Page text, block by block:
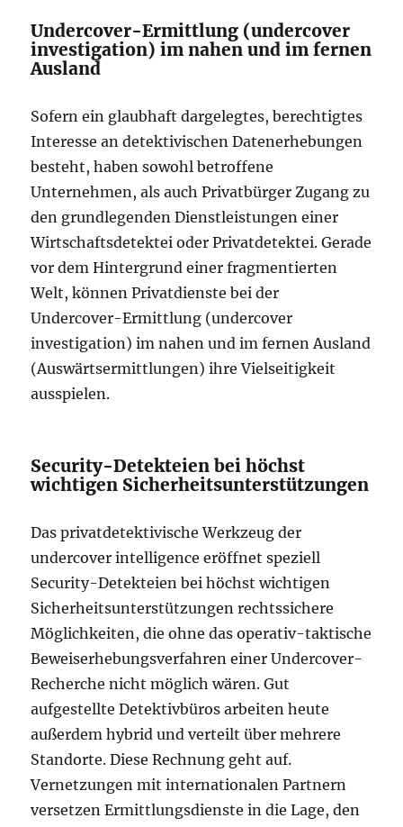
Undercover-Ermittlung (undercover
investigation) im nahen und im fernen
Ausland
Sofern ein glaubhaft dargelegtes, berechtigtes
Interesse an detektivischen Datenerhebungen
besteht, haben sowohl betroffene
Unternehmen, als auch Privatbürger Zugang zu
den grundlegenden Dienstleistungen einer
Wirtschaftsdetektei oder Privatdetektei. Gerade
vor dem Hintergrund einer fragmentierten
Welt, können Privatdienste bei der
Undercover-Ermittlung (undercover
investigation) im nahen und im fernen Ausland
(Auswärtsermittlungen) ihre Vielseitigkeit
ausspielen.
Security-Detekteien bei höchst
wichtigen Sicherheitsunterstützungen
Das privatdetektivische Werkzeug der
undercover intelligence eröffnet speziell
Security-Detekteien bei höchst wichtigen
Sicherheitsunterstützungen rechtssichere
Möglichkeiten, die ohne das operativ-taktische
Beweiserhebungsverfahren einer Undercover-
Recherche nicht möglich wären. Gut
aufgestellte Detektivbüros arbeiten heute
außerdem hybrid und verteilt über mehrere
Standorte. Diese Rechnung geht auf.
Vernetzungen mit internationalen Partnern
versetzen Ermittlungsdienste in die Lage, den